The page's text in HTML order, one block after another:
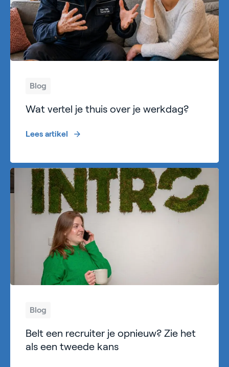
Blog
Wat vertel je thuis over je werkdag?
Lees artikel
Blog
Belt een recruiter je opnieuw? Zie het
als een tweede kans